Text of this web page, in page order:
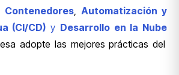
Contenedores, Automatización y
(CI/CD) y Desarrollo en la Nube
adopte las mejores prácticas del